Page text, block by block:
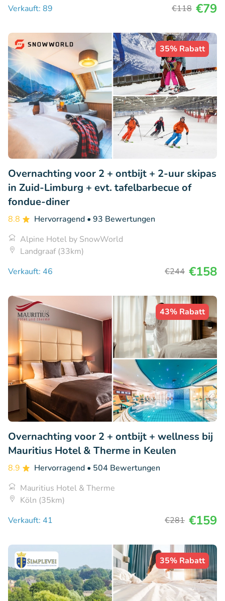
Verkauft: 89
€118 €79
35% Rabatt
Overnachting voor 2 + ontbijt + 2-uur skipas
in Zuid-Limburg + evt. tafelbarbecue of
fondue-diner
8.8 Hervorragend • 93 Bewertungen
Alpine Hotel by SnowWorld
Landgraaf (33km)
Verkauft: 46
€244 €158
43% Rabatt
Overnachting voor 2 + ontbijt + wellness bij
Mauritius Hotel & Therme in Keulen
8.9 Hervorragend • 504 Bewertungen
Mauritius Hotel & Therme
Köln (35km)
Verkauft: 41
€281 €159
35% Rabatt